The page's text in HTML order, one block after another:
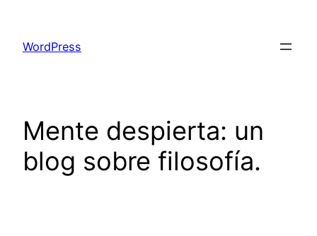
contenido
WordPress
Mente despierta: un
blog sobre filosofía.